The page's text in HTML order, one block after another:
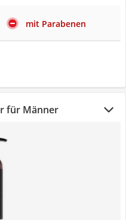
mit Parabenen
für Männer